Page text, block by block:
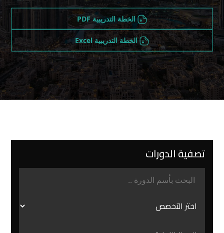
الخطة التدريبية PDF
الخطة التدريبية Excel
تصفية الدورات